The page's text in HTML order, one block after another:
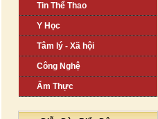
Tin Thể Thao
Y Học
Tâm lý - Xã hội
Công Nghệ
Ẩm Thực